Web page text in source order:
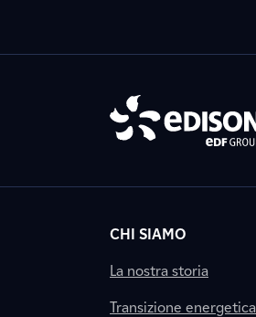
CHI SIAMO
La nostra storia
Transizione energetica